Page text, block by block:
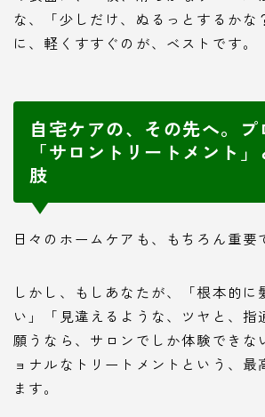
な、「少しだけ、ぬるっとするかな
に、軽くすすぐのが、ベストです。
自宅ケアの、その先へ。プ
「サロントリートメント
肢
日々のホームケアも、もちろん重要
しかし、もしあなたが、「根本的に
い」「見違えるような、ツヤと、指
願うなら、サロンでしか体験できな
ョナルなトリートメントという、最
ます。